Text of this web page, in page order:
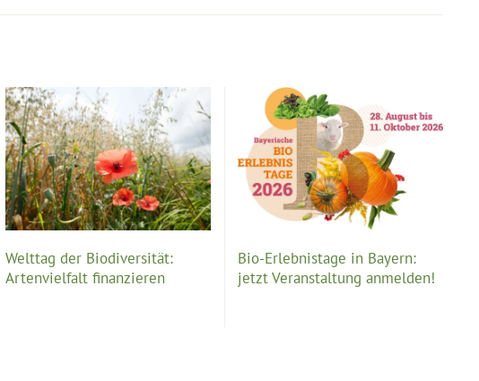
Welttag der Biodiversität:
Artenvielfalt finanzieren
Bio-Erlebnistage in Bayern:
jetzt Veranstaltung anmelden!